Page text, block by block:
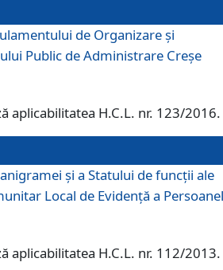
de Organizare și
Public de Administrare Creșe
aplicabilitatea H.C.L. nr. 123/2016.
și a Statului de funcții ale
Local de Evidență a
aplicabilitatea H.C.L. nr. 112/2013.